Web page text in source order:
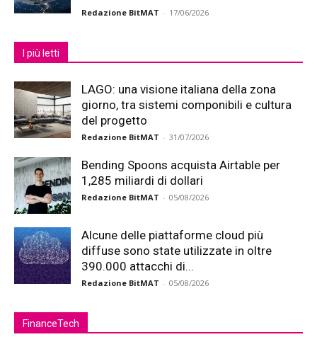
Redazione BitMAT - 17/06/2026
I più letti
LAGO: una visione italiana della zona
giorno, tra sistemi componibili e cultura
del progetto
Redazione BitMAT - 31/07/2026
Bending Spoons acquista Airtable per
1,285 miliardi di dollari
Redazione BitMAT - 05/08/2026
Alcune delle piattaforme cloud più
diffuse sono state utilizzate in oltre
390.000 attacchi di...
Redazione BitMAT - 05/08/2026
FinanceTech